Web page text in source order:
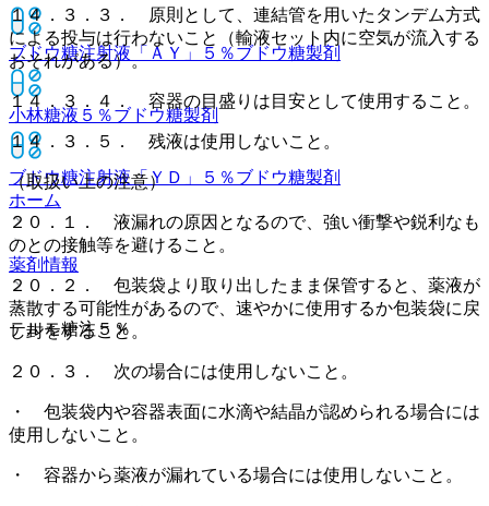
ブドウ糖注射液「ＡＹ」５％ブドウ糖製剤
小林糖液５％ブドウ糖製剤
ブドウ糖注射液「ＹＤ」５％ブドウ糖製剤
ホーム
薬剤情報
テルモ糖注５％
１４．３．３． 原則として、連結管を用いたタンデム方式
による投与は行わないこと（輸液セット内に空気が流入する
おそれがある）。
１４．３．４． 容器の目盛りは目安として使用すること。
１４．３．５． 残液は使用しないこと。
（取扱い上の注意）
２０．１． 液漏れの原因となるので、強い衝撃や鋭利なも
のとの接触等を避けること。
２０．２． 包装袋より取り出したまま保管すると、薬液が
蒸散する可能性があるので、速やかに使用するか包装袋に戻
し封をすること。
２０．３． 次の場合には使用しないこと。
・ 包装袋内や容器表面に水滴や結晶が認められる場合には
使用しないこと。
・ 容器から薬液が漏れている場合には使用しないこと。